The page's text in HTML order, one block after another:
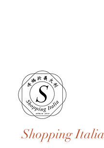
Shopping Italia